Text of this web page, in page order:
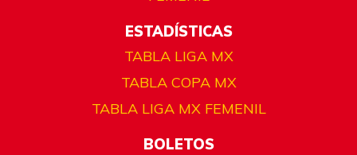
ESTADÍSTICAS
TABLA LIGA MX
TABLA COPA MX
TABLA LIGA MX FEMENIL
BOLETOS